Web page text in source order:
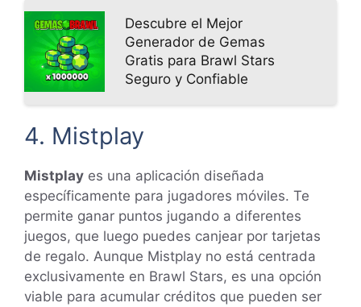
Descubre el Mejor
Generador de Gemas
Gratis para Brawl Stars
Seguro y Confiable
4. Mistplay
Mistplay es una aplicación diseñada
específicamente para jugadores móviles. Te
permite ganar puntos jugando a diferentes
juegos, que luego puedes canjear por tarjetas
de regalo. Aunque Mistplay no está centrada
exclusivamente en Brawl Stars, es una opción
viable para acumular créditos que pueden ser